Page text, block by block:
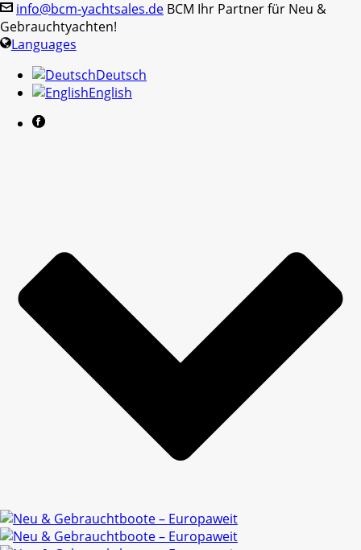
info@bcm-yachtsales.de BCM Ihr Partner für Neu &
Gebrauchtyachten!
Languages
Deutsch
English